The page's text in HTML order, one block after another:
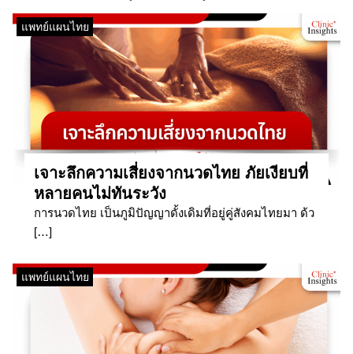
แพทย์แผนไทย
เจาะลึกความเสี่ยงจากนวดไทย ภัยเงียบที่
หลายคนไม่ทันระวัง
การนวดไทย เป็นภูมิปัญญาดั้งเดิมที่อยู่คู่สังคมไทยมา ด้ว
[…]
แพทย์แผนไทย